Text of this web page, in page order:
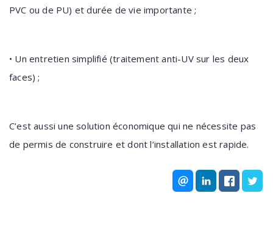
PVC ou de PU) et durée de vie importante ;
• Un entretien simplifié (traitement anti-UV sur les deux
faces) ;
C’est aussi une solution économique qui ne nécessite pas
de permis de construire et dont l’installation est rapide.